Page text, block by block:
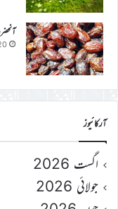
20 اگست
آرکائیوز
اگست 2026
جولائی 2026